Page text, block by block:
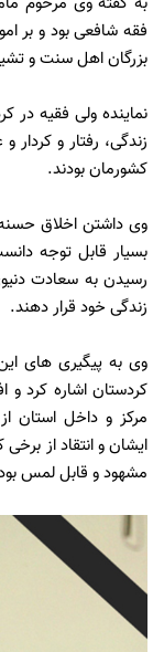
فقه شافعی بود و بر
بزرگان اهل سنت و
نماینده ولی فقیه در
زندگی، رفتار و کردار
کشورمان بودند.
وی داشتن اخلاق
بسیار قابل توجه
رسیدن به سعادت
زندگی خود قرار دهند.
وی به پیگیری های
کردستان اشاره کرد
مرکز و داخل استان
ایشان و انتقاد از
مشهود و قابل لمس